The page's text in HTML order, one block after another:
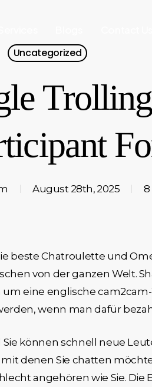
Uncategorized
August 28th, 2025
beste Chatroulette und
von der ganzen Welt.
eine englische
wenn man dafür
können schnell neue
denen Sie chatten
angehören wie Sie. Die